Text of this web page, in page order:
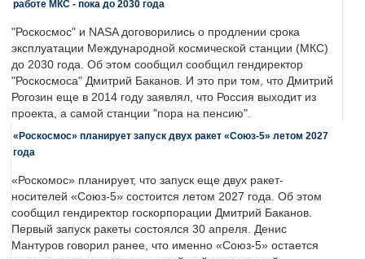
работе МКС - пока до 2030 года
"Роскосмос" и NASA договорились о продлении срока
эксплуатации Международной космической станции (МКС)
до 2030 года. Об этом сообщил сообщил гендиректор
"Роскосмоса" Дмитрий Баканов. И это при том, что Дмитрий
Рогозин еще в 2014 году заявлял, что Россия выходит из
проекта, а самой станции "пора на пенсию".
«Роскосмос» планирует запуск двух ракет «Союз-5» летом 2027
года
«Роскомос» планирует, что запуск еще двух ракет-
носителей «Союз-5» состоится летом 2027 года. Об этом
сообщил гендиректор госкорпорации Дмитрий Баканов.
Первый запуск ракеты состоялся 30 апреля. Денис
Мантуров говорил ранее, что именно «Союз-5» остается